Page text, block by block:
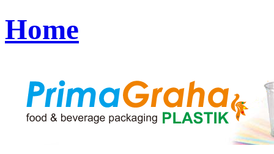
Home